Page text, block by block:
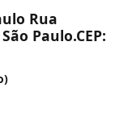
Rua
Paulo.CEP: